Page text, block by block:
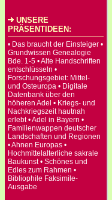
UNSERE
PRÄSENTIDEEN:
• Das braucht der Einsteiger •
Grundwissen Genealogie
Bde. 1-5 • Alte Handschriften
entschlüsseln •
Forschungsgebiet: Mittel-
und Osteuropa • Digitale
Datenbank über den
höheren Adel • Kriegs- und
Nachkriegszeit hautnah
erlebt • Adel in Bayern •
Familienwappen deutscher
Landschaften und Regionen
• Ahnen Europas •
Hochmittelalterliche sakrale
Baukunst • Schönes und
Edles zum Rahmen •
Bibliophile Faksimile-
Ausgabe